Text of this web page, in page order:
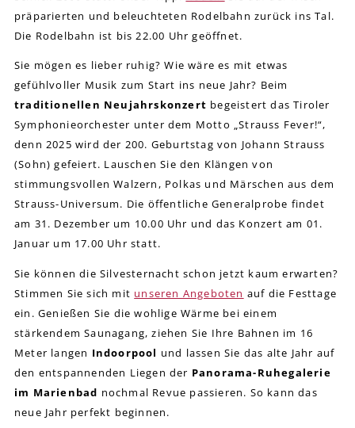
präparierten und beleuchteten Rodelbahn zurück ins Tal.
Die Rodelbahn ist bis 22.00 Uhr geöffnet.
Sie mögen es lieber ruhig? Wie wäre es mit etwas
gefühlvoller Musik zum Start ins neue Jahr? Beim
traditionellen Neujahrskonzert begeistert das Tiroler
Symphonieorchester unter dem Motto „Strauss Fever!“,
denn 2025 wird der 200. Geburtstag von Johann Strauss
(Sohn) gefeiert. Lauschen Sie den Klängen von
stimmungsvollen Walzern, Polkas und Märschen aus dem
Strauss-Universum. Die öffentliche Generalprobe findet
am 31. Dezember um 10.00 Uhr und das Konzert am 01.
Januar um 17.00 Uhr statt.
Sie können die Silvesternacht schon jetzt kaum erwarten?
Stimmen Sie sich mit unseren Angeboten auf die Festtage
ein. Genießen Sie die wohlige Wärme bei einem
stärkendem Saunagang, ziehen Sie Ihre Bahnen im 16
Meter langen Indoorpool und lassen Sie das alte Jahr auf
den entspannenden Liegen der Panorama-Ruhegalerie
im Marienbad nochmal Revue passieren. So kann das
neue Jahr perfekt beginnen.